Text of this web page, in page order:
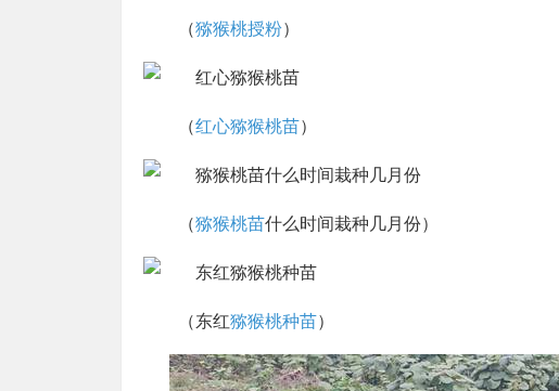
（猕猴桃授粉）
（红心猕猴桃苗）
（猕猴桃苗什么时间栽种几月份）
（东红猕猴桃种苗）